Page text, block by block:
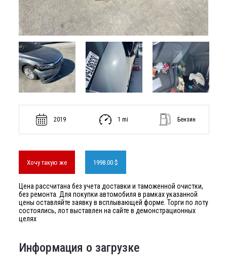
2019 1 mi Бензин
Хочу такую же 1998.00 $
Цена рассчитана без учета доставки и таможенной очистки,
без ремонта. Для покупки автомобиля в рамках указанной
цены оставляйте заявку в всплывающей форме. Торги по лоту
состоялись, лот выставлен на сайте в демонстрационных
целях
Информация о загрузке